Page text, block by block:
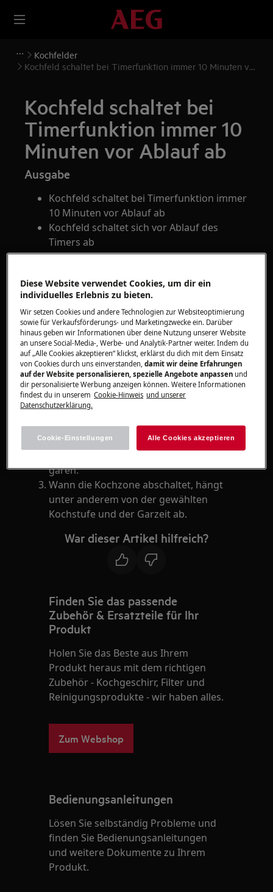
Kochfelder
Kochfeld schaltet bei Timerfunktion immer 10 Minuten vor
Kochfeld schaltet bei
Timerfunktion immer 10
Minuten vor Ablauf ab
Ausgabe
Kochfeld schaltet bei Timerfunktion immer
10 Minuten vor Ablauf ab
Kochfeld schaltet sich vor Ablauf des
Timers ab
Induktionskochfeld mit Timer
Lösung
Bei bestimmten Kochfeldern kann dieses
Verhalten normal sein. Das Gerät nutzt die
vorhandene Restwärme, um den
Garvorgang zu beenden.
Die Kochzone wird daher bereits einige
Zeit vor Ablauf des Timers ausgeschaltet.
Die gespeicherte Restwärme reicht in
garen.
Wann die Kochzone abschaltet, hängt
unter anderem von der gewählten
Kochstufe und der Garzeit ab.
War dieser Artikel hilfreich?
Finden Sie das passende
Zubehör & Ersatzteile für Ihr
Produkt
Holen Sie das Beste aus Ihrem
Produkt heraus mit dem richtigen
Zubehör - Kochgeschirr, Filter und
Reinigungsprodukte - wir haben alles.
Zum Webshop
Bedienungsanleitungen
Lösen Sie selbständig Probleme und
finden Sie Bedienungsanleitungen
und weitere Dokumente zu Ihrem
Produkt.
Diese Website verwendet Cookies, um dir ein
individuelles Erlebnis zu bieten.
Wir setzen Cookies und andere Technologien zur Websiteoptimierung
sowie für Verkaufsförderungs- und Marketingzwecke ein. Darüber
hinaus geben wir Informationen über deine Nutzung unserer Website
an unsere Social-Media-, Werbe- und Analytik-Partner weiter. Indem du
auf „Alle Cookies akzeptieren“ klickst, erklärst du dich mit dem Einsatz
von Cookies durch uns einverstanden,damit wir deine Erfahrungen
auf der Website personalisieren, spezielle Angebote anpassen und
dir personalisierte Werbung anzeigen können. Weitere Informationen
findest du in unserem Cookie-Hinweis und unserer
Datenschutzerklärung.
Cookie-Einstellungen Alle Cookies akzeptieren